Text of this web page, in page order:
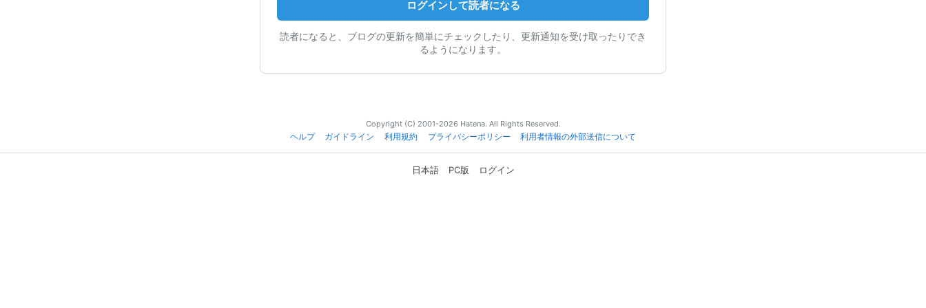
ログインして読者になる
読者になると、ブログの更新を簡単にチェックしたり、更新通知を受け取ったりでき
るようになります。
Copyright (C) 2001-2026 Hatena. All Rights Reserved.
ヘルプ
ガイドライン 利用規約 プライバシーポリシー 利用者情報の外部送信について
日本語 PC版 ログイン